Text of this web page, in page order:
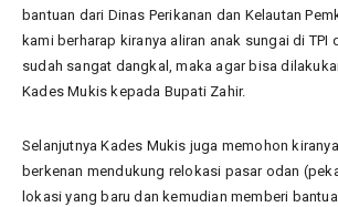
bantuan dari Dinas Perikanan dan Kelautan
kami berharap kiranya aliran anak sungai di TPI
sudah sangat dangkal, maka agar bisa
Kades Mukis kepada Bupati Zahir.
Selanjutnya Kades Mukis juga memohon
berkenan mendukung relokasi pasar odan
lokasi yang baru dan kemudian memberi